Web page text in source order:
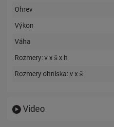
Ohrev
Výkon
Váha
Rozmery: v x š x h
Rozmery ohniska: v x š
Video